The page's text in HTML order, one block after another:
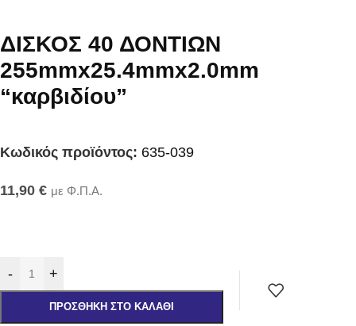
ΔΙΣΚΟΣ 40 ΔΟΝΤΙΩΝ
255mmx25.4mmx2.0mm
“καρβιδίου”
Κωδικός προϊόντος: 635-039
11,90 € με Φ.Π.Α.
- +
ΠΡΟΣΘΉΚΗ ΣΤΟ ΚΑΛΆΘΙ